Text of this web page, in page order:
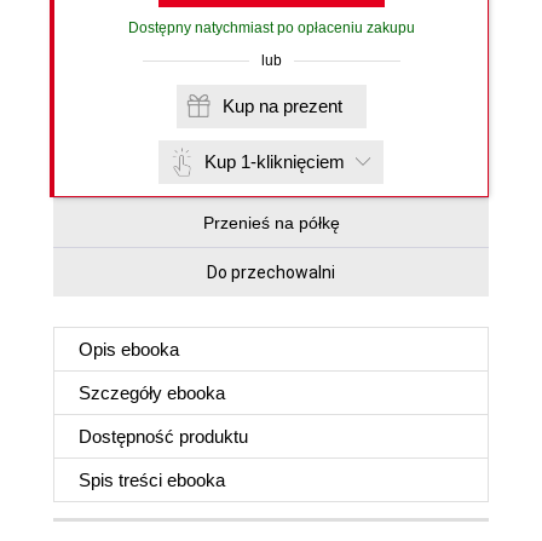
Dostępny natychmiast po opłaceniu zakupu
lub
Kup na prezent
Kup 1-kliknięciem
Przenieś na półkę
Do przechowalni
Opis ebooka
Szczegóły ebooka
Dostępność produktu
Spis treści ebooka